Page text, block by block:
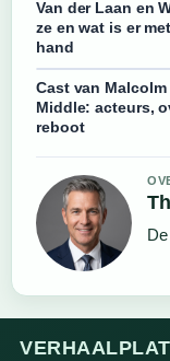
Van der Laan en
ze en wat is er
hand
Cast van
Middle: acteurs,
reboot